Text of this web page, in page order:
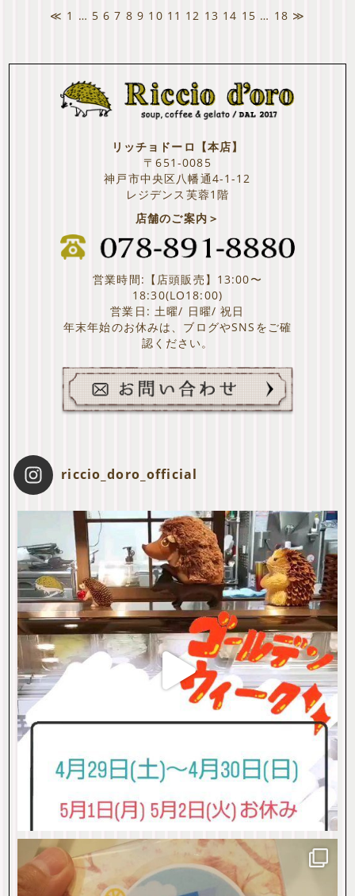
≪ 1 … 5 6 7 8 9 10 11 12 13 14 15 … 18 ≫
リッチョドーロ【本店】
〒651-0085
神戸市中央区八幡通4-1-12
レジデンス芙蓉1階
店舗のご案内＞
営業時間:【店頭販売】13:00〜
18:30(LO18:00)
営業日: 土曜/ 日曜/ 祝日
年末年始のお休みは、ブログやSNSをご確
認ください。
riccio_doro_official